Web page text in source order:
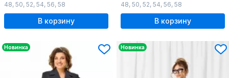
48, 50, 52, 54, 56, 58
В корзину
48, 50, 52, 54, 56, 58
В корзину
Новинка Новинка